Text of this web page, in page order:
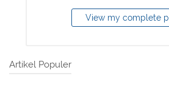
View my complete
Artikel Populer